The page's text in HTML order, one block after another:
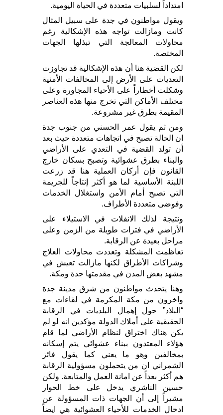
امتداداً لسلبيات متعددة في الحياة اليومية.
ويقول مواطنون في جدة على سبيل المثال
كانت ومازالت تواجه هذه الإشكالية رغم
محاولات المعالجة التي تبذلها الجهات
المختصة.
لكن القضية هنا أن هذه الإشكالية قد تجاوزت
التعديات على الأرض إلى المخالفات الأمنية
وشكلت أخطاراً على الأحياء المجاورة وعلى
مختلف الأماكن التي تخرج منها هذه العناصر
المقيمة بطرق غير مشروعة.
ومن ثم يقول عمر الحسني من جنوب جدة
ان الحالة تصبح في اتجاهات متعددة حيث بعد
أن تولد القضية في التعدي على الأراضي
والبناء بطرق عشوائية وتصبح بسكان خارج
القانون فإن أركان العملية هنا قد زرعت
اللبنة الأساسية لما هو أكثر إنتاجاً للجريمة
التي تصبح أمام الأمن واستغلال الخدمات
وفوضى متعددة الأطراف.
ونتيجة لذلك الانفلات في الاستيلاء على
الأراضي في فترات طويلة من الزمن وعلى
مراحل بعيدة عن الرقابة.
تعاظمت المشكلة وتعددت محاولات العلاج
وشراكات الأطراق لكنها مازالت تعيش في
مشهد بعض المدن في مقدمتها جدة ومكة.
وهنا يتحدث مواطنون من شرق مدينة جدة
واخرون من مكة المكرمة في لقاءات مع
“البلاد” حول إهمال البلديات في الرقابة
الحقيقية على أملاك الدولة مؤكدين انه لو لم
يكن هناك اختراق لنظام الأراضي لما قام
هؤلاء المعتدون ببناء عشوائي يتم إسكانه
بمخالفين وهو ما يعني كما يقول فائز
الشمراني ان من يتحملون مسؤولية الرقابة
هم أكثر بعداً عن امانة العمل والمتابعة. ولكن
حسين الناشري يدخل على خط الحوار
مشيراً إلى أن الجهات ذات المسؤولة عن
ادخال الخدمات للأحياء العشوائية هي ايضاً